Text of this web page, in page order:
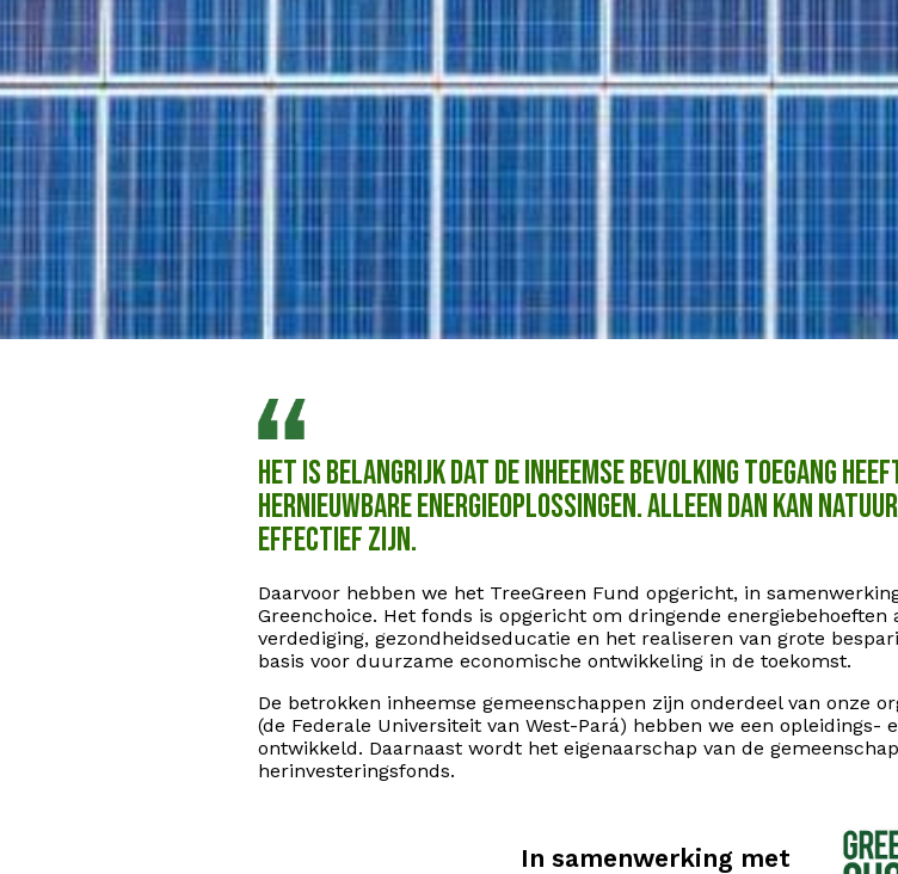
Het is belangrijk dat de inheemse bevolking toegang
hernieuwbare energieoplossingen. Alleen dan kan
effectief zijn.
Daarvoor hebben we het TreeGreen Fund opgericht, in
Greenchoice. Het fonds is opgericht om dringende
verdediging, gezondheidseducatie en het realiseren van grote
basis voor duurzame economische ontwikkeling in de toekomst.
De betrokken inheemse gemeenschappen zijn onderdeel van onze
(de Federale Universiteit van West-Pará) hebben we een
ontwikkeld. Daarnaast wordt het eigenaarschap van de
herinvesteringsfonds.
In samenwerking met